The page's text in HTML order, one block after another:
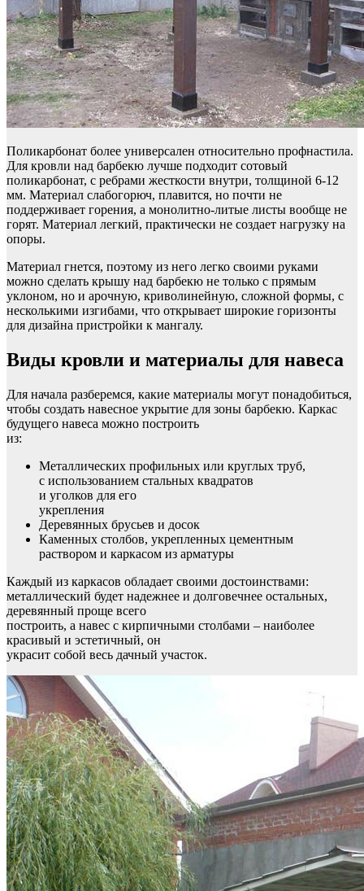
Поликарбонат более универсален относительно профнастила.
Для кровли над барбекю лучше подходит сотовый
поликарбонат, с ребрами жесткости внутри, толщиной 6-12
мм. Материал слабогорюч, плавится, но почти не
поддерживает горения, а монолитно-литые листы вообще не
горят. Материал легкий, практически не создает нагрузку на
опоры.
Материал гнется, поэтому из него легко своими руками
можно сделать крышу над барбекю не только с прямым
уклоном, но и арочную, криволинейную, сложной формы, с
несколькими изгибами, что открывает широкие горизонты
для дизайна пристройки к мангалу.
Виды кровли и материалы для навеса
Для начала разберемся, какие материалы могут понадобиться,
чтобы создать навесное укрытие для зоны барбекю. Каркас
будущего навеса можно построить
из:
Металлических профильных или круглых труб,
с использованием стальных квадратов
и уголков для его
укрепления
Деревянных брусьев и досок
Каменных столбов, укрепленных цементным
раствором и каркасом из арматуры
Каждый из каркасов обладает своими достоинствами:
металлический будет надежнее и долговечнее остальных,
деревянный проще всего
построить, а навес с кирпичными столбами – наиболее
красивый и эстетичный, он
украсит собой весь дачный участок.